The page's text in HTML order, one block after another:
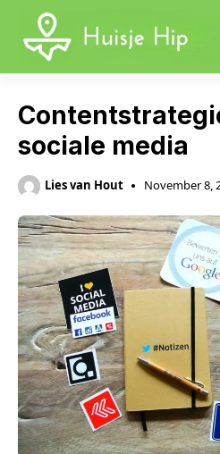
content
sociale media
Lies van Hout November 8,